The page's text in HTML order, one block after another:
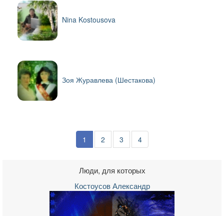
Nina Kostousova
Зоя Журавлева (Шестакова)
1 2 3 4
Люди, для которых
Костоусов Александр